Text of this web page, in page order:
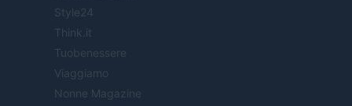
Style24
Think.it
Tuobenessere
Viaggiamo
Nonne Magazine